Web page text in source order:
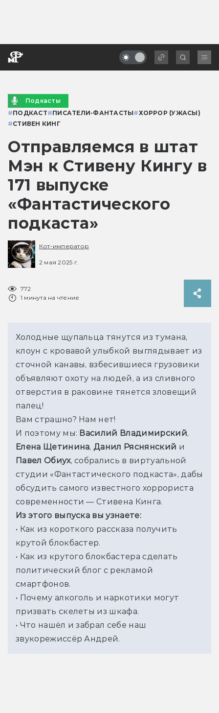
Подкасты
#ПОДКАСТ#ПИСАТЕЛИ-ФАНТАСТЫ#ХОРРОР (УЖАСЫ)
#СТИВЕН КИНГ
Отправляемся в штат
Мэн к Стивену Кингу в
171 выпуске
«Фантастического
подкаста»
Кот-император
2 мая 2025 г.
772
1 минута на чтение
Холодные щупальца тянутся из тумана,
клоун с кровавой улыбкой выглядывает из
сточной канавы, взбесившиеся грузовики
объявляют охоту на людей, а из сливного
отверстия в раковине тянется зловещий
палец!
Вам страшно? Нам нет!
И поэтому мы: Василий Владимирский
Елена Щетинина, Данил Ряснянский
Павел Обиух, собрались в виртуальной
студии «Фантастического подкаста», дабы
обсудить самого известного хоррориста
современности — Стивена Кинга.
Из этого выпуска вы узнаете:
• Как из короткого рассказа получить
крутой блокбастер.
• Как из крутого блокбастера сделать
политический блог с рекламой
смартфонов.
• Почему алкоголь и наркотики могут
призвать скелеты из шкафа.
• Что нашёл и забрал себе наш
звукорежиссёр Андрей.